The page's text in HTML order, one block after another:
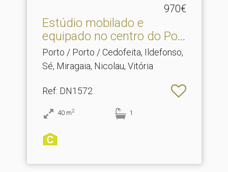
970€
Estúdio mobilado e
equipado no centro do Por.​
..
Porto / Porto / Cedofeita, Ildefonso,
Sé, Miragaia, Nicolau, Vitória
Ref: DN1572
40 m2 1